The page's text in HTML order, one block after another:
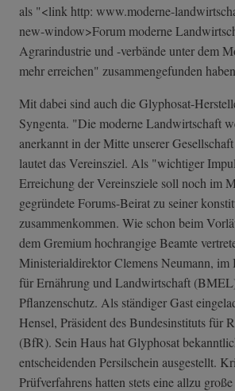
als "<link http: www.moderne-
n­ew-window>Forum moderne
Agrarindustrie und -verbände unter dem
mehr erreichen" zusammengefunden
Mit dabei sind auch die Glyphosat-
Syngenta. "Die moderne Landwirtschaft
anerkannt in der Mitte unserer
lautet das Vereinsziel. Als "wichtiger
Erreichung der Vereinsziele soll noch im
gegründete Forums-Beirat zu seiner
zusammenkommen. Wie schon beim
dem Gremium hochrangige Beamte
Ministerialdirektor Clemens Neumann, im
für Ernährung und Landwirtschaft
Pflanzenschutz. Als ständiger Gast
Hensel, Präsident des Bundesinstituts für
(BfR). Sein Haus hat Glyphosat
entscheidenden Persilschein ausgestellt.
Prüfverfahrens hatten stets eine allzu